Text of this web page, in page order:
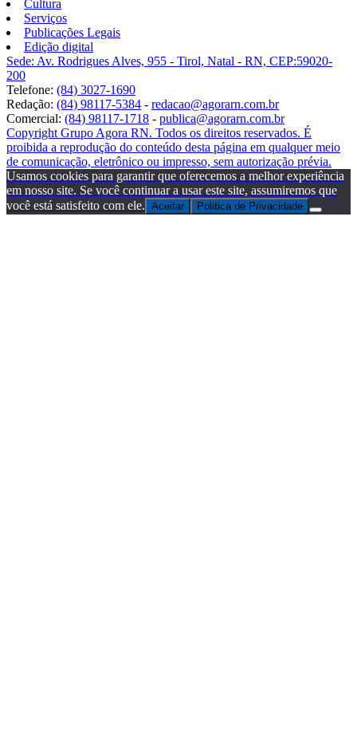
Cultura
Serviços
Publicações Legais
Edição digital
Sede: Av. Rodrigues Alves, 955 - Tirol, Natal - RN, CEP:59020-
200
Telefone: (84) 3027-1690
Redação: (84) 98117-5384 - redacao@agorarn.com.br
Comercial: (84) 98117-1718 - publica@agorarn.com.br
Copyright Grupo Agora RN. Todos os direitos reservados. É
proibida a reprodução do conteúdo desta página em qualquer meio
de comunicação, eletrônico ou impresso, sem autorização prévia.
Usamos cookies para garantir que oferecemos a melhor experiência
em nosso site. Se você continuar a usar este site, assumiremos que
você está satisfeito com ele. Aceitar Politica de Privacidade